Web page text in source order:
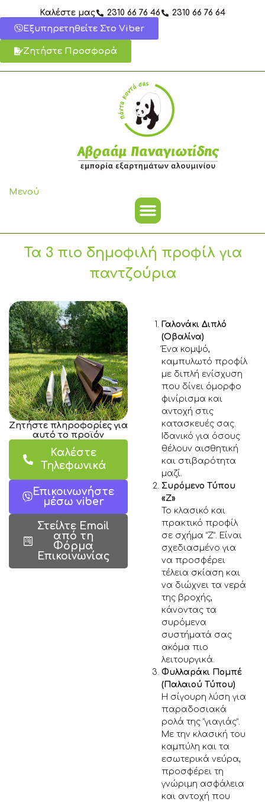
στο
περιεχόμενο
Καλέστε μας 2310 66 76 46 2310 66 76 64
Εξυπηρετηθείτε Στο Viber
Ζητήστε Προσφορά
Μενού
Τα 3 πιο δημοφιλή προφίλ για
παντζούρια
Ζητήστε πληροφορίες για
αυτό το προϊόν
Καλέστε
Τηλεφωνικά
Επικοινωνήστε
μέσω viber
Στείλτε Email
από τη
Φόρμα
Επικοινωνίας
Γαλονάκι Διπλό
(Οβαλίνα)
Ένα κομψό,
καμπυλωτό προφίλ
με διπλή ενίσχυση
που δίνει όμορφο
φινίρισμα και
αντοχή στις
κατασκευές σας.
Ιδανικό για όσους
θέλουν αισθητική
και στιβαρότητα
μαζί.
Συρόμενο Τύπου
«Ζ»
Το κλασικό και
πρακτικό προφίλ
σε σχήμα “Ζ”. Είναι
σχεδιασμένο για
να προσφέρει
τέλεια σκίαση και
να διώχνει τα νερά
της βροχής,
κάνοντας τα
συρόμενα
συστήματά σας
ακόμα πιο
λειτουργικά.
Φυλλαράκι Πομπέ
(Παλαιού Τύπου)
Η σίγουρη λύση για
παραδοσιακά
ρολά της “γιαγιάς”.
Με την κλασική του
καμπύλη και τα
εσωτερικά νεύρα,
προσφέρει τη
γνώριμη ασφάλεια
και αντοχή που